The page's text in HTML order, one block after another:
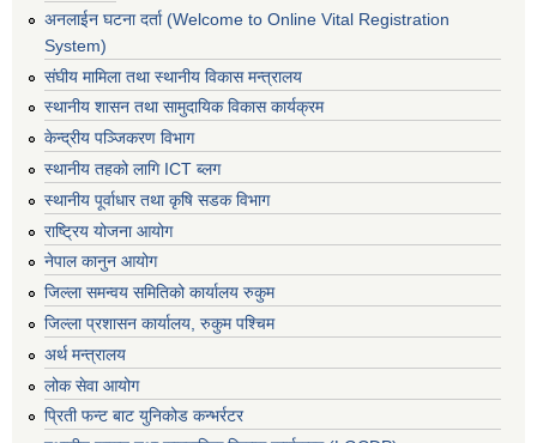
अनलाईन घटना दर्ता (Welcome to Online Vital Registration
System)
संघीय मामिला तथा स्थानीय विकास मन्त्रालय
स्थानीय शासन तथा सामुदायिक विकास कार्यक्रम
केन्द्रीय पञ्जिकरण विभाग
स्थानीय तहको लागि ICT ब्लग
स्थानीय पूर्वाधार तथा कृषि सडक विभाग
राष्ट्रिय योजना आयोग
नेपाल कानुन आयोग
जिल्ला समन्वय समितिको कार्यालय रुकुम
जिल्ला प्रशासन कार्यालय, रुकुम पश्चिम
अर्थ मन्त्रालय
लोक सेवा आयोग
प्रिती फन्ट बाट युनिकोड कन्भर्रटर